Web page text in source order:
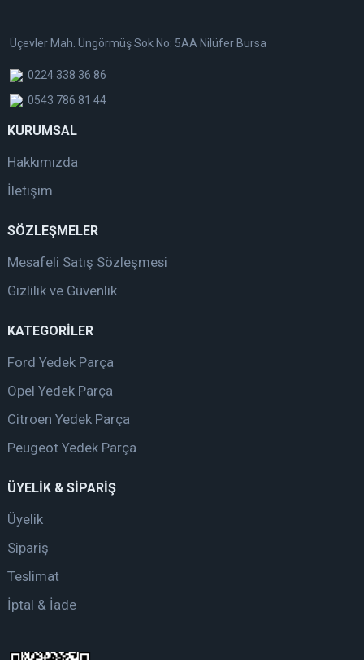
Üçevler Mah. Üngörmüş Sok No: 5AA Nilüfer Bursa
0224 338 36 86
0543 786 81 44
KURUMSAL
Hakkımızda
İletişim
SÖZLEŞMELER
Mesafeli Satış Sözleşmesi
Gizlilik ve Güvenlik
KATEGORİLER
Ford Yedek Parça
Opel Yedek Parça
Citroen Yedek Parça
Peugeot Yedek Parça
ÜYELİK & SİPARİŞ
Üyelik
Sipariş
Teslimat
İptal & İade